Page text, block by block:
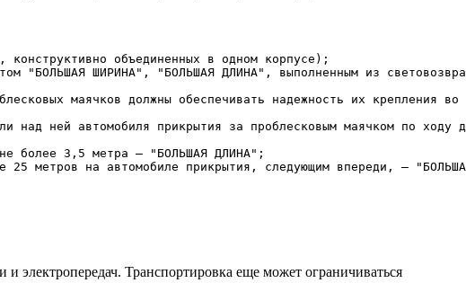
конструктивно объединенных в одном корпусе);
"БОЛЬШАЯ ШИРИНА", "БОЛЬШАЯ ДЛИНА", выполненным из
маячков должны обеспечивать надежность их крепления
ней автомобиля прикрытия за проблесковым маячком по
не более 3,5 метра — "БОЛЬШАЯ ДЛИНА";
электропередач. Транспортировка еще может ограничиваться